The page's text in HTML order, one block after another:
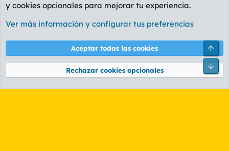
Foro General
Cookies
PL OLDSTYLE AMARILLO
Términos y reglas Política de privacidad Ayuda
Community platform by XenForo® © 2010-2026 XenForo Ltd.
y cookies opcionales para mejorar tu experiencia.
Ver más información y configurar tus preferencias
Aceptar todas las cookies
Rechazar cookies opcionales
Pie